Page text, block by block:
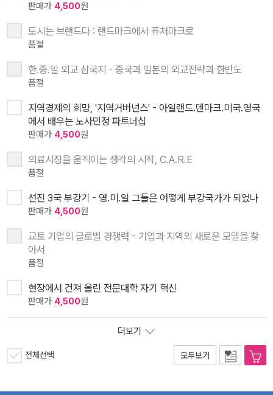
판매가 4,500원
도시는 브랜드다 : 랜드마크에서 퓨처마크로
품절
한.중.일 외교 삼국지 - 중국과 일본의 외교전략과 한반도
품절
지역경제의 희망, '지역거버넌스' - 아일랜드.덴마크.미국.영국
에서 배우는 노사민정 파트너십
판매가 4,500원
의료시장을 움직이는 생각의 시작, C.A.R.E
품절
선진 3국 부강기 - 영.미.일 그들은 어떻게 부강국가가 되었나
판매가 4,500원
교토 기업의 글로벌 경쟁력 - 기업과 지역의 새로운 모델을 찾
아서
품절
현장에서 건져 올린 전문대학 자기 혁신
판매가 4,500원
더보기
전체선택 모두보기